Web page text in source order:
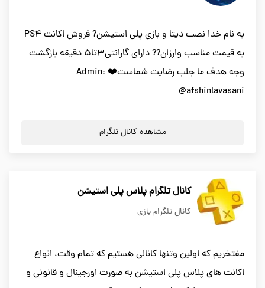
به نام خدا نصب ديتا و بازى پلى استيشن? فروش اكانت PS4
به قيمت مناسب وارزان?? داراى گارانتى3تا5 دقيقه بازگشت
وجه هدف ما جلب رضايت شماست❤️ Admin:
@afshinlavasani
مشاهده کانال تلگرام
کانال تلگرام پلاس پلی استیشن
کانال تلگرام بازی
مفتخریم که اولین وتنها کانالی هستیم که تمام وقت، انواع
اکانت های پلاس پلی استیشن به صورت اورجینال و قانونی و